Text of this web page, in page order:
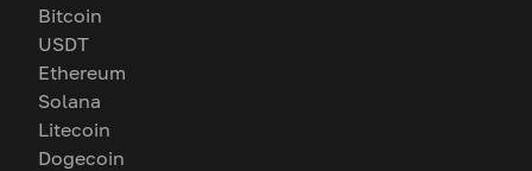
Bitcoin
USDT
Ethereum
Solana
Litecoin
Dogecoin